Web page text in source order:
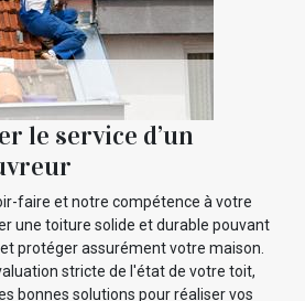
le service d’un
faire et notre compétence à votre
une toiture solide et durable pouvant
protéger assurément votre maison.
stricte de l'état de votre toit,
bonnes solutions pour réaliser vos